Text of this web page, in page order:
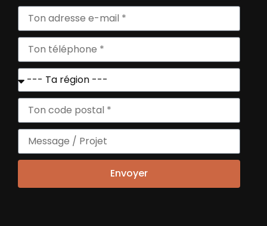
Sonia Boudiaf, créatrice de l’agence
IZAO, récipiendaire duPositiv Award
Art et Culture
Princillia Bintsita
Positiv
Award Jeunepour la création de
Telama
RETROUVEZ L'ARTICLE ICI
Envoyer